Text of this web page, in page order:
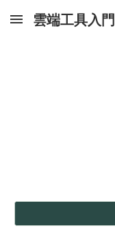
Skip to main content
雲端工具入門